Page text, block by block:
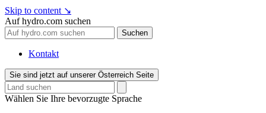
Skip to content ↘
Auf hydro.com suchen
Suchen
Kontakt
Sie sind jetzt auf unserer Österreich Seite
Wählen Sie Ihre bevorzugte Sprache